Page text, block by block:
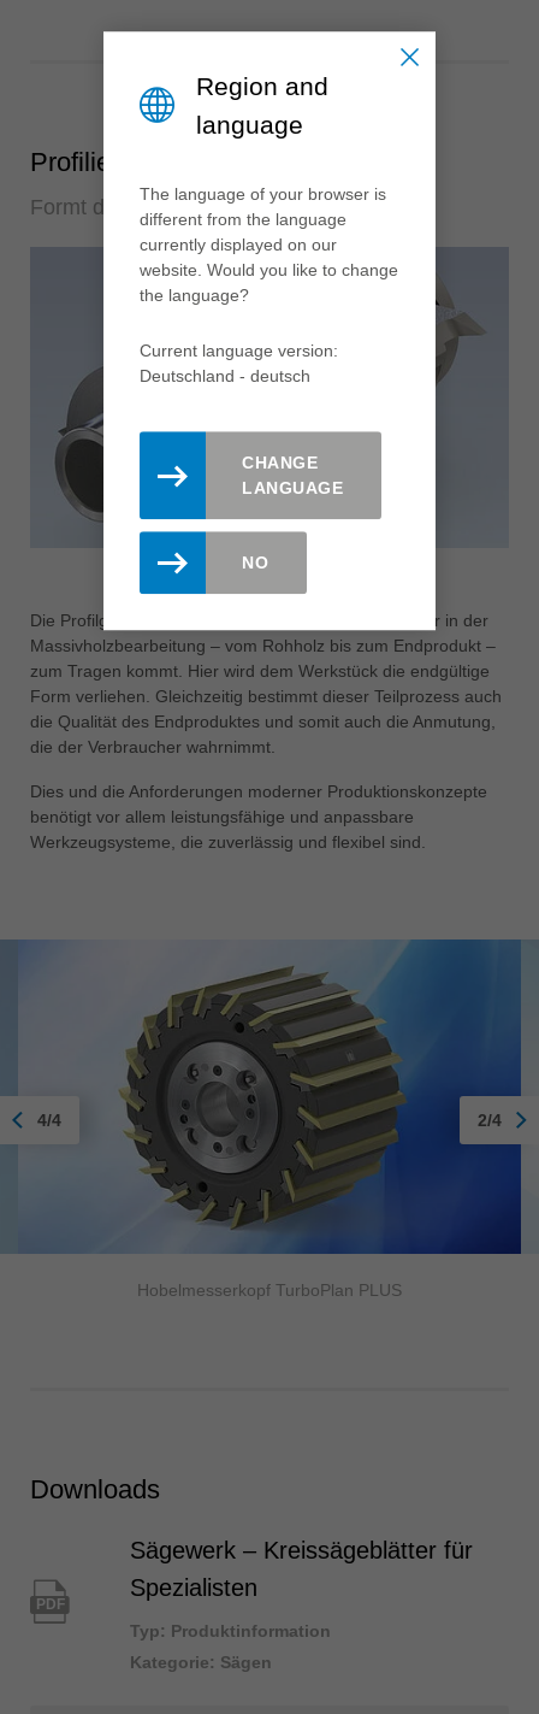
Profilieren
Formt das Werkstück
Die Profilgebung ist der finale Bearbeitungsschritt, der in der
Massivholzbearbeitung – vom Rohholz bis zum Endprodukt –
zum Tragen kommt. Hier wird dem Werkstück die endgültige
Form verliehen. Gleichzeitig bestimmt dieser Teilprozess auch
die Qualität des Endproduktes und somit auch die Anmutung,
die der Verbraucher wahrnimmt.
Dies und die Anforderungen moderner Produktionskonzepte
benötigt vor allem leistungsfähige und anpassbare
Werkzeugsysteme, die zuverlässig und flexibel sind.
Hobelmesserkopf TurboPlan PLUS
4/4 2/4
Downloads
PDF
Sägewerk – Kreissägeblätter für
Spezialisten
Typ: Produktinformation
Kategorie: Sägen
Region and
language
The language of your browser is
different from the language
currently displayed on our
website. Would you like to change
the language?
Current language version:
Deutschland - deutsch
CHANGE
LANGUAGE
NO